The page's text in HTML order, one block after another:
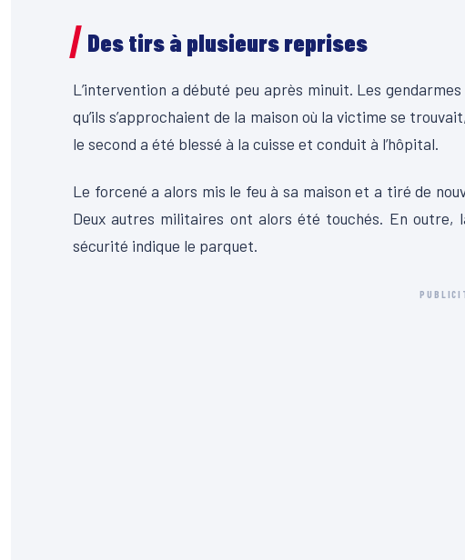
Des tirs à plusieurs reprises
L’intervention a débuté peu après minuit. Les
qu’ils s’approchaient de la maison où la victime se
le second a été blessé à la cuisse et conduit à l’hôpital.
Le forcené a alors mis le feu à sa maison et a tiré de
Deux autres militaires ont alors été touchés. En
sécurité indique le parquet.